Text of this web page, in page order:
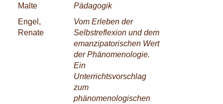
Malte
Pädagogik
Engel,
Renate
Vom Erleben der
Selbstreflexion und dem
emanzipatorischen Wert
der Phänomenologie.
Ein
Unterrichtsvorschlag
zum
phänomenologischen